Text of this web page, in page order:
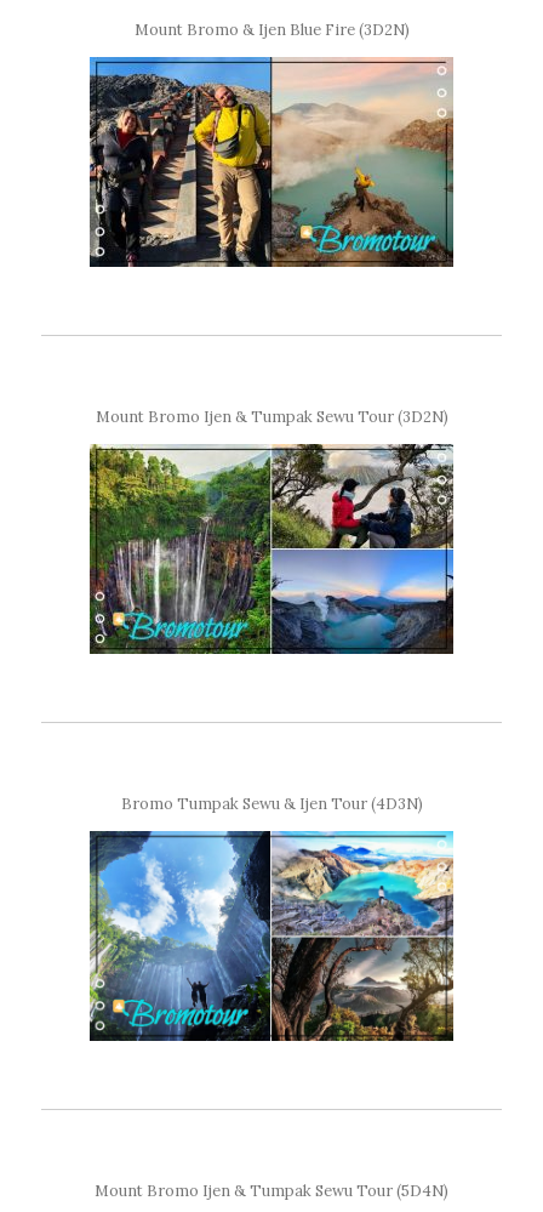
Mount Bromo & Ijen Blue Fire (3D2N)
Mount Bromo Ijen & Tumpak Sewu Tour (3D2N)
Bromo Tumpak Sewu & Ijen Tour (4D3N)
Mount Bromo Ijen & Tumpak Sewu Tour (5D4N)